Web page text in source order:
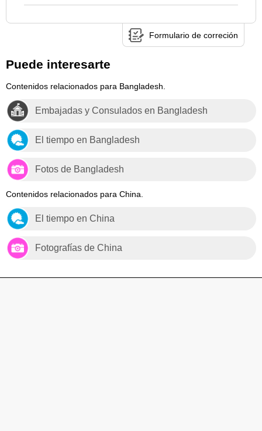
Formulario de correción
Puede interesarte
Contenidos relacionados para Bangladesh.
Embajadas y Consulados en Bangladesh
El tiempo en Bangladesh
Fotos de Bangladesh
Contenidos relacionados para China.
El tiempo en China
Fotografías de China